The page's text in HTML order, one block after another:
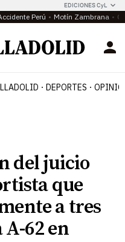
EDICIONES CyL
Perú Motín Zambrana
DEPORTES
del juicio
que
a tres
62 en